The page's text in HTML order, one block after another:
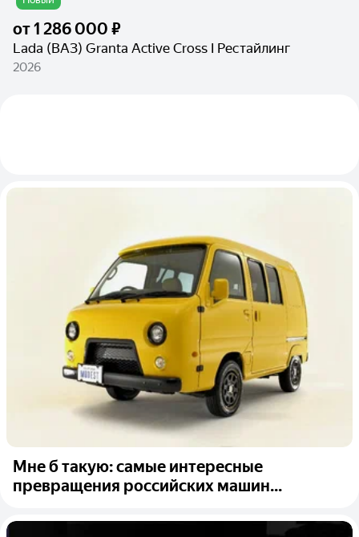
от1 286 000 ₽
Lada (ВАЗ) Granta Active Cross I Рестайлинг
2026
Мне б такую: самые интересные
превращения российских машин...